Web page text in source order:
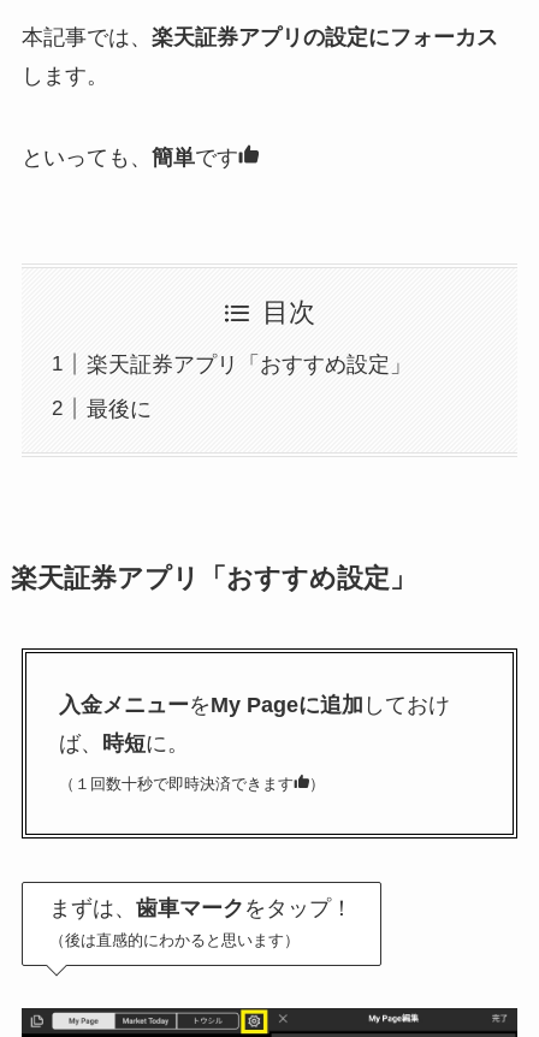
本記事では、 楽天証券アプリの設定にフォーカス
します。
といっても、 簡単です
目次
楽天証券アプリ「おすすめ設定」
最後に
楽天証券アプリ「おすすめ設定」
入金メニューをMy Pageに追加 しておけ
ば、 時短に。
（１回数十秒で即時決済できます ）
まずは、歯車マーク をタップ！
（後は直感的にわかると思います）